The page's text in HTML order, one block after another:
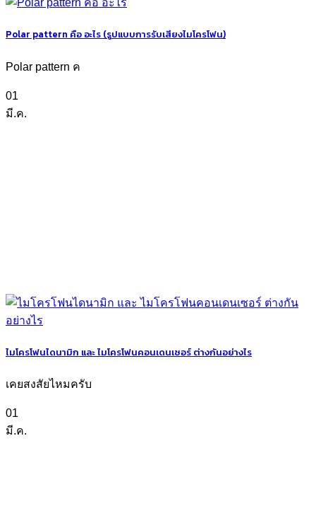
Polar pattern คือ อะไร (รูปแบบการรับเสียงไมโครโฟน)
Polar pattern ค
01
มี.ค.
ไมโครโฟนไดนามิก และ ไมโครโฟนคอนเดนเซอร์ ต่างกันอย่างไร
เคยสงสัยไหมครับ
01
มี.ค.